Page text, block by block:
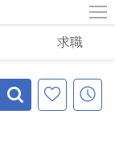
求職